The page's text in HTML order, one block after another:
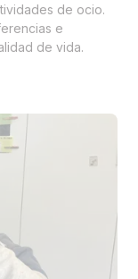
de ocio.
e
de vida.